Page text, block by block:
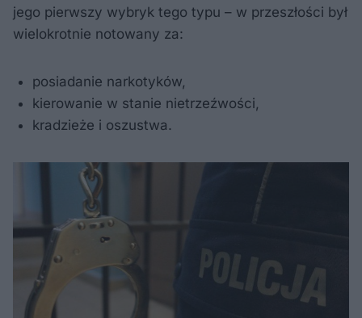
jego pierwszy wybryk tego typu – w przeszłości był
wielokrotnie notowany za:
posiadanie narkotyków,
kierowanie w stanie nietrzeźwości,
kradzieże i oszustwa.